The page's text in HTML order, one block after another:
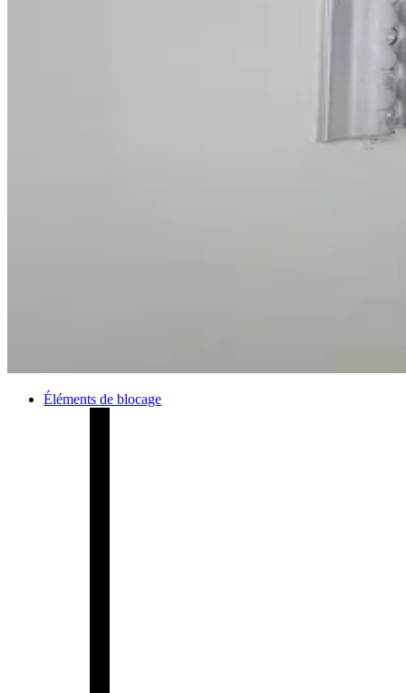
Éléments de blocage